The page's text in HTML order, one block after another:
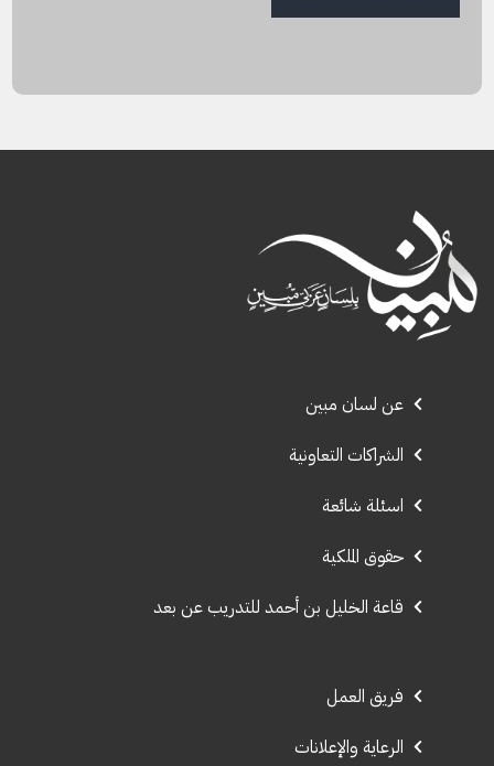
عن لسان مبين
الشراكات التعاونية
اسئلة شائعة
حقوق الملكية
قاعة الخليل بن أحمد للتدريب عن بعد
فريق العمل
الرعاية والإعلانات